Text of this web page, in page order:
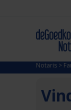
Notaris >